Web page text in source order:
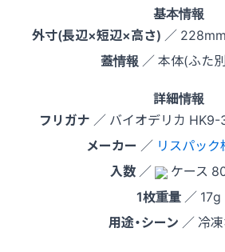
基本情報
外寸(長辺×短辺×高さ) ／
蓋情報 ／ 本体(ふた
詳細情報
フリガナ ／ バイオデリカ HK9-
メーカー ／ リスパッ
入数／
ケース
1枚重量 ／ 17g
用途・シーン ／ 冷